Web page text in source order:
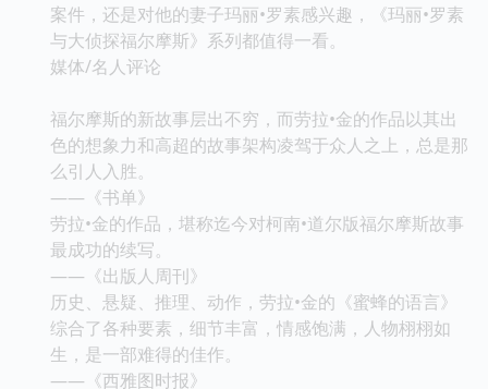
案件，还是对他的妻子玛丽•罗素感兴趣，《玛丽•罗素
与大侦探福尔摩斯》系列都值得一看。
媒体/名人评论
福尔摩斯的新故事层出不穷，而劳拉•金的作品以其出
色的想象力和高超的故事架构凌驾于众人之上，总是那
么引人入胜。
——《书单》
劳拉•金的作品，堪称迄今对柯南•道尔版福尔摩斯故事
最成功的续写。
——《出版人周刊》
历史、悬疑、推理、动作，劳拉•金的《蜜蜂的语言》
综合了各种要素，细节丰富，情感饱满，人物栩栩如
生，是一部难得的佳作。
——《西雅图时报》